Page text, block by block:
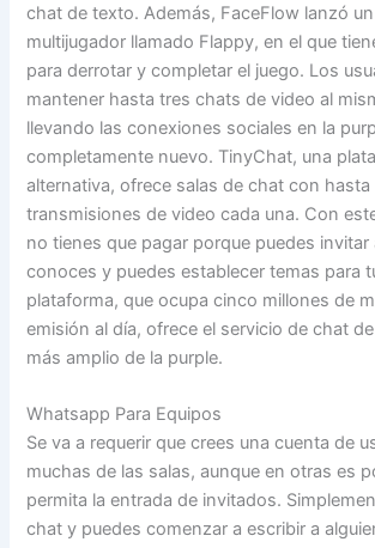
chat de texto. Además, FaceFlow lanzó
multijugador llamado Flappy, en el que
para derrotar y completar el juego. Los
mantener hasta tres chats de video al
llevando las conexiones sociales en la
completamente nuevo. TinyChat, una
alternativa, ofrece salas de chat con hasta
transmisiones de video cada una. Con
no tienes que pagar porque puedes
conoces y puedes establecer temas para
plataforma, que ocupa cinco millones de
emisión al día, ofrece el servicio de chat
más amplio de la purple.
Whatsapp Para Equipos
Se va a requerir que crees una cuenta de
muchas de las salas, aunque en otras es
permita la entrada de invitados.
chat y puedes comenzar a escribir a